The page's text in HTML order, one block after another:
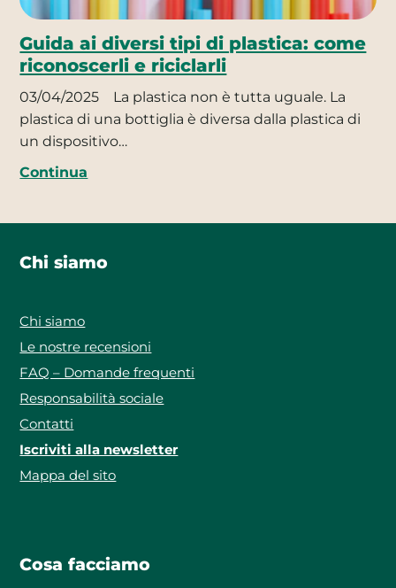
Guida ai diversi tipi di plastica: come
riconoscerli e riciclarli
03/04/2025
La plastica non è tutta uguale. La
plastica di una bottiglia è diversa dalla plastica di
un dispositivo…
Continua
Chi siamo
Chi siamo
Le nostre recensioni
FAQ – Domande frequenti
Responsabilità sociale
Contatti
Iscriviti alla newsletter
Mappa del sito
Cosa facciamo